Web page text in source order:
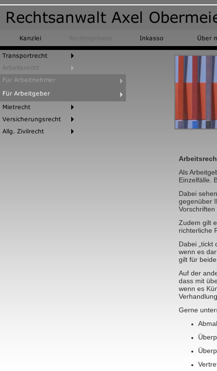
Als
Einzelfälle.
Dabei
gegenüber
Zudem gilt
richterliche
Dabei „tickt
wenn es
gilt für
Auf der
dass mit
wenn es
Gerne